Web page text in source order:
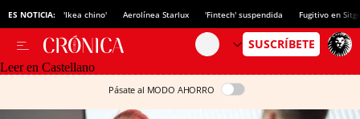
ES NOTICIA: 'Ikea chino' Aerolínea Starlux 'Fintech' suspendida Fugitivo en
Leer en Castellano
Pásate al MODO AHORRO